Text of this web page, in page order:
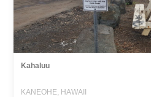
Kahaluu
KANEOHE, HAWAII